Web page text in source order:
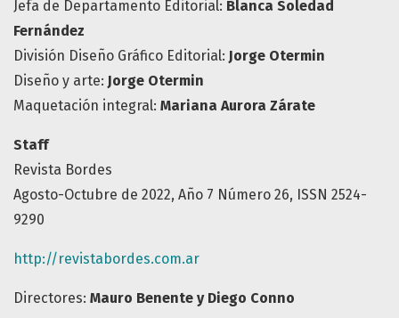
Jefa de Departamento Editorial: Blanca Soledad
Fernández
División Diseño Gráfico Editorial: Jorge Otermin
Diseño y arte: Jorge Otermin
Maquetación integral: Mariana Aurora Zárate
Staff
Revista Bordes
Agosto-Octubre de 2022, Año 7 Número 26, ISSN 2524-
9290
http://revistabordes.com.ar
Directores: Mauro Benente y Diego Conno